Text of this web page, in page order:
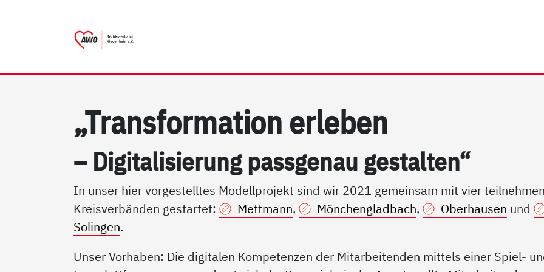
„Trans­for­ma­ti­on er­le­ben
– Di­gi­ta­li­sie­rung pass­ge­nau ge­stal­ten“
In unser hier vorgestelltes Modellprojekt sind wir 2021 gemeinsam mit vier
Kreisverbänden gestartet:
Mettmann, Mönchengladbach, Oberhausen und
Solingen.
Unser Vorhaben: Die digitalen Kompetenzen der Mitarbeitenden mittels einer Spiel-